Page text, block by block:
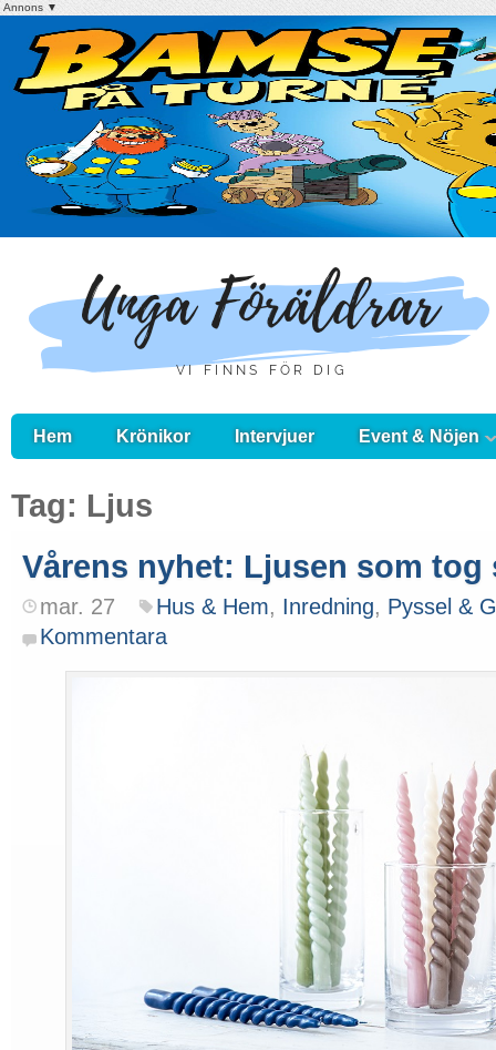
Annons ▼
Hem Krönikor Intervjuer Event & Nöjen
Tag: Ljus
Vårens nyhet: Ljusen som tog
mar. 27 Hus & Hem, Inredning, Pyssel &
Kommentara